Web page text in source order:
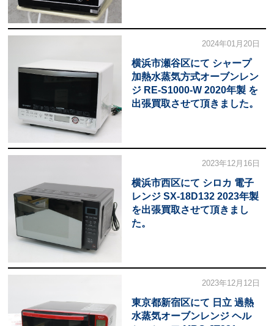
2024年01月20日
横浜市瀬谷区にて シャープ
加熱水蒸気方式オーブンレン
ジ RE-S1000-W 2020年製 を
出張買取させて頂きました。
2023年12月16日
横浜市西区にて シロカ 電子
レンジ SX-18D132 2023年製
を出張買取させて頂きまし
た。
2023年12月12日
東京都新宿区にて 日立 過熱
水蒸気オーブンレンジ ヘル